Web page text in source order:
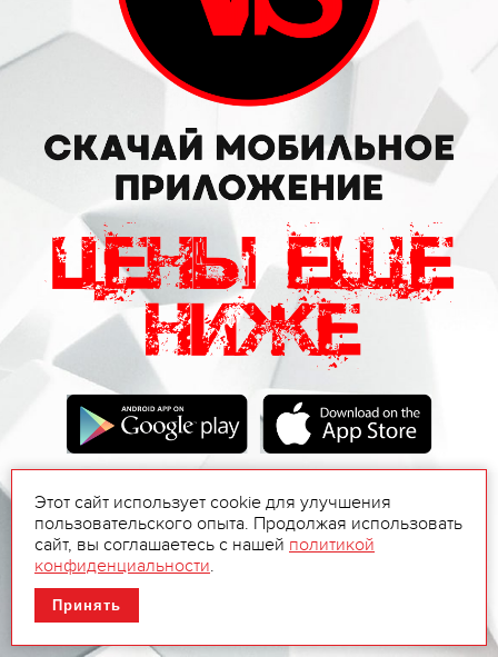
Этот сайт использует cookie для улучшения
пользовательского опыта. Продолжая использовать
сайт, вы соглашаетесь с нашей политикой
конфиденциальности.
Принять